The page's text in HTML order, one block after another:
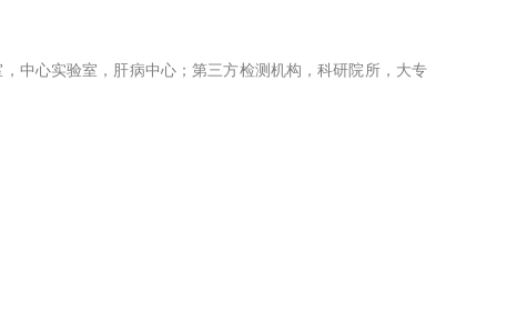
中心实验室，肝病中心；第三方检测机构，科研院所，大专